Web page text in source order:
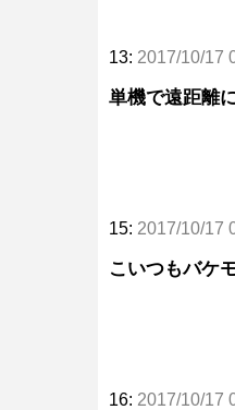
13: 2017/10/17
単機で遠距離
15: 2017/10/17
こいつもバケ
16: 2017/10/17